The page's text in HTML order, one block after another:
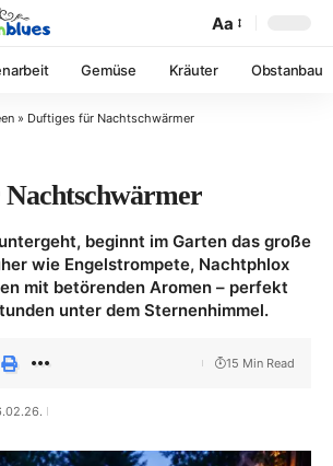
Aa
Gemüse Kräuter Obstanbau
» Duftiges für Nachtschwärmer
beginnt im Garten das große
wie Engelstrompete, Nachtphlox
mit betörenden Aromen – perfekt
unter dem Sternenhimmel.
15 Min Read